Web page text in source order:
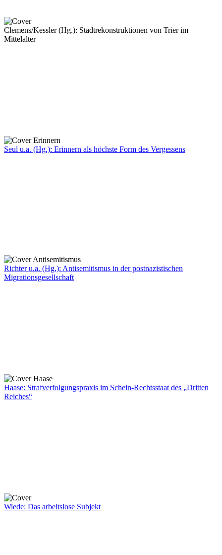
Clemens/Kessler (Hg.): Stadtrekonstruktionen von Trier im
Mittelalter
Seul u.a. (Hg.): Erinnern als höchste Form des Vergessens
Richter u.a. (Hg.): Antisemitismus in der postnazistischen
Migrationsgesellschaft
Haase: Strafverfolgungspraxis im Schein-Rechtsstaat des „Dritten
Reiches“
Wiede: Das arbeitslose Subjekt